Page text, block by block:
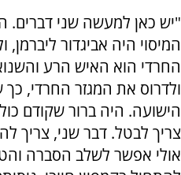
"יש כאן למעשה שני דברים.
המיסוי היה אביגדור ליברמן,
החרדי הוא האיש הרע
ולדרוס את המגזר החרדי, כך
הישועה. היה ברור שקודם
צריך לבטל. דבר שני, צריך
אולי אפשר לשלב הסברה